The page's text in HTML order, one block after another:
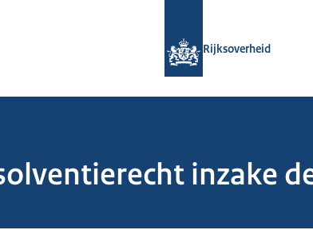
Rijksoverheid
inzake